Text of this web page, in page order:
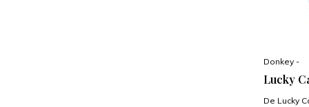
Donkey -
Lucky
De Lucky